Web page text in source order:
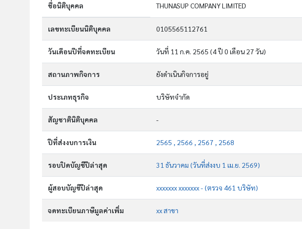
ชื่อนิติบุคคล THUNASUP COMPANY LIMITED
เลขทะเบียนนิติบุคคล 0105565112761
วันเดือนปีที่จดทะเบียน วันที่ 11 ก.ค. 2565 (4 ปี 0 เดือน 27 วัน)
สถานภาพกิจการ ยังดำเนินกิจการอยู่
ประเภทธุรกิจ บริษัทจำกัด
สัญชาตินิติบุคคล -
ปีที่ส่งงบการเงิน 2565 , 2566 , 2567 , 2568
รอบปิดบัญชีปีล่าสุด 31 ธันวาคม (วันที่ส่งงบ 1 เม.ย. 2569)
ผู้สอบบัญชีปีล่าสุด xxxxxxx xxxxxxx - (ตรวจ 461 บริษัท)
จดทะเบียนภาษีมูลค่าเพิ่ม xx สาขา